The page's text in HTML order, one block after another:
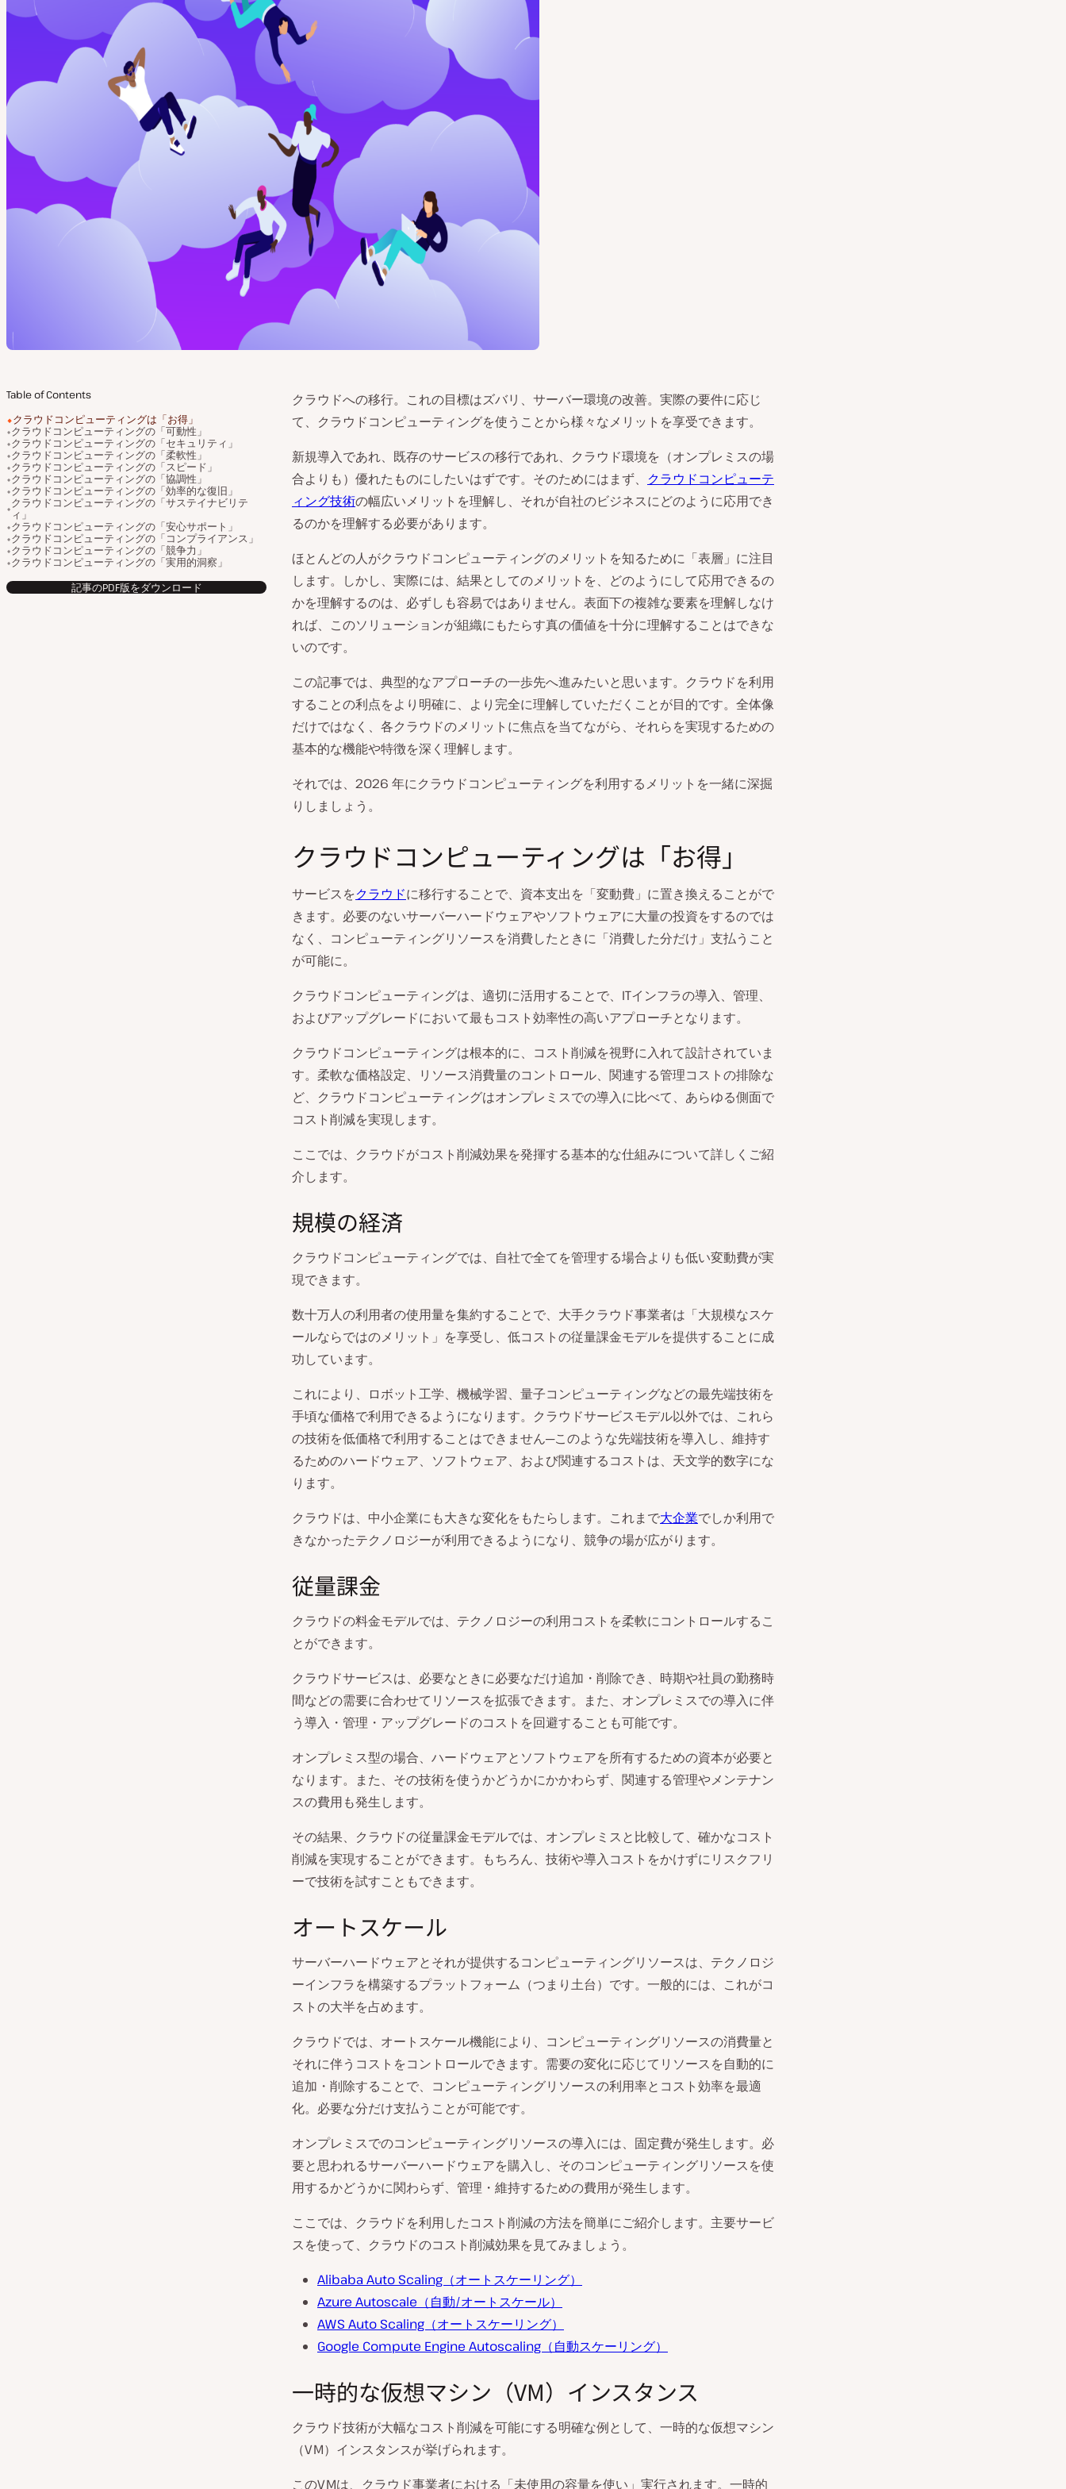
Table of Contents
クラウドコンピューティングは「お得」
クラウドコンピューティングの「可動性」
クラウドコンピューティングの「セキュリティ」
クラウドコンピューティングの「柔軟性」
クラウドコンピューティングの「スピード」
クラウドコンピューティングの「協調性」
クラウドコンピューティングの「効率的な復旧」
クラウドコンピューティングの「サステイナビリテ
ィ」
クラウドコンピューティングの「安心サポート」
クラウドコンピューティングの「コンプライアンス」
クラウドコンピューティングの「競争力」
クラウドコンピューティングの「実用的洞察」
記事のPDF版をダウンロード
クラウドへの移行。これの目標はズバリ、サーバー環境の改善。実際の要件に応じ
て、クラウドコンピューティングを使うことから様々なメリットを享受できます。
新規導入であれ、既存のサービスの移行であれ、クラウド環境を（オンプレミスの場
合よりも）優れたものにしたいはずです。そのためにはまず、 クラウドコンピューテ
ィング技術の幅広いメリットを理解し、それが自社のビジネスにどのように応用でき
るのかを理解する必要があります。
ほとんどの人がクラウドコンピューティングのメリットを知るために「表層」に注目
します。しかし、実際には、結果としてのメリットを、どのようにして応用できるの
かを理解するのは、必ずしも容易ではありません。表面下の複雑な要素を理解しなけ
れば、このソリューションが組織にもたらす真の価値を十分に理解することはできな
いのです。
この記事では、典型的なアプローチの一歩先へ進みたいと思います。クラウドを利用
することの利点をより明確に、より完全に理解していただくことが目的です。全体像
だけではなく、各クラウドのメリットに焦点を当てながら、それらを実現するための
基本的な機能や特徴を深く理解します。
それでは、2026 年にクラウドコンピューティングを利用するメリットを一緒に深掘
りしましょう。
クラウドコンピューティングは「お得」
サービスをクラウドに移行することで、資本支出を「変動費」に置き換えることがで
きます。必要のないサーバーハードウェアやソフトウェアに大量の投資をするのでは
なく、コンピューティングリソースを消費したときに「消費した分だけ」支払うこと
が可能に。
クラウドコンピューティングは、適切に活用することで、ITインフラの導入、管理、
およびアップグレードにおいて最もコスト効率性の高いアプローチとなります。
クラウドコンピューティングは根本的に、コスト削減を視野に入れて設計されていま
す。柔軟な価格設定、リソース消費量のコントロール、関連する管理コストの排除な
ど、クラウドコンピューティングはオンプレミスでの導入に比べて、あらゆる側面で
コスト削減を実現します。
ここでは、クラウドがコスト削減効果を発揮する基本的な仕組みについて詳しくご紹
介します。
規模の経済
クラウドコンピューティングでは、自社で全てを管理する場合よりも低い変動費が実
現できます。
数十万人の利用者の使用量を集約することで、大手クラウド事業者は「大規模なスケ
ールならではのメリット」を享受し、低コストの従量課金モデルを提供することに成
功しています。
これにより、ロボット工学、機械学習、量子コンピューティングなどの最先端技術を
手頃な価格で利用できるようになります。クラウドサービスモデル以外では、これら
の技術を低価格で利用することはできません─このような先端技術を導入し、維持す
るためのハードウェア、ソフトウェア、および関連するコストは、天文学的数字にな
ります。
クラウドは、中小企業にも大きな変化をもたらします。これまで大企業でしか利用で
きなかったテクノロジーが利用できるようになり、競争の場が広がります。
従量課金
クラウドの料金モデルでは、テクノロジーの利用コストを柔軟にコントロールするこ
とができます。
クラウドサービスは、必要なときに必要なだけ追加・削除でき、時期や社員の勤務時
間などの需要に合わせてリソースを拡張できます。また、オンプレミスでの導入に伴
う導入・管理・アップグレードのコストを回避することも可能です。
オンプレミス型の場合、ハードウェアとソフトウェアを所有するための資本が必要と
なります。また、その技術を使うかどうかにかかわらず、関連する管理やメンテナン
スの費用も発生します。
その結果、クラウドの従量課金モデルでは、オンプレミスと比較して、確かなコスト
削減を実現することができます。もちろん、技術や導入コストをかけずにリスクフリ
ーで技術を試すこともできます。
オートスケール
サーバーハードウェアとそれが提供するコンピューティングリソースは、テクノロジ
ーインフラを構築するプラットフォーム（つまり土台）です。一般的には、これがコ
ストの大半を占めます。
クラウドでは、オートスケール機能により、コンピューティングリソースの消費量と
それに伴うコストをコントロールできます。需要の変化に応じてリソースを自動的に
追加・削除することで、コンピューティングリソースの利用率とコスト効率を最適
化。必要な分だけ支払うことが可能です。
オンプレミスでのコンピューティングリソースの導入には、固定費が発生します。必
要と思われるサーバーハードウェアを購入し、そのコンピューティングリソースを使
用するかどうかに関わらず、管理・維持するための費用が発生します。
ここでは、クラウドを利用したコスト削減の方法を簡単にご紹介します。主要サービ
スを使って、クラウドのコスト削減効果を見てみましょう。
Alibaba Auto Scaling（オートスケーリング）
Azure Autoscale（自動/オートスケール）
AWS Auto Scaling（オートスケーリング）
Google Compute Engine Autoscaling（自動スケーリング）
一時的な仮想マシン（VM）インスタンス
クラウド技術が大幅なコスト削減を可能にする明確な例として、一時的な仮想マシン
（VM）インスタンスが挙げられます。
このVMは、クラウド事業者における「未使用の容量を使い」実行されます。一時的